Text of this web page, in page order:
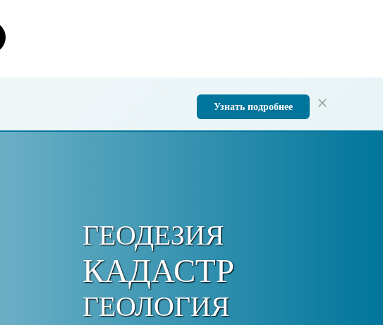
Узнать подробнее
ГЕОДЕЗИЯ
КАДАСТР
ГЕОЛОГИЯ